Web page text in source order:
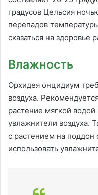
градусов Цельсия
перепадов
сказаться на здоровье
Влажность
Орхидея онцидиум
воздуха.
растение мягкой
увлажнители воздуха.
с растением на
использовать